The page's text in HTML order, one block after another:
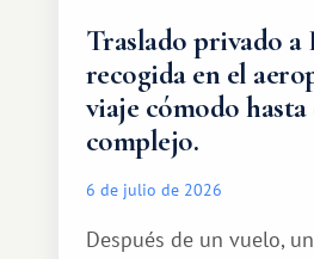
Traslado privado a
recogida en el
viaje cómodo hasta
complejo.
6 de julio de 2026
Después de un vuelo,